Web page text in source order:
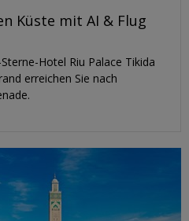
Küste mit AI & Flug
Hotel Riu Palace Tikida
erreichen Sie nach